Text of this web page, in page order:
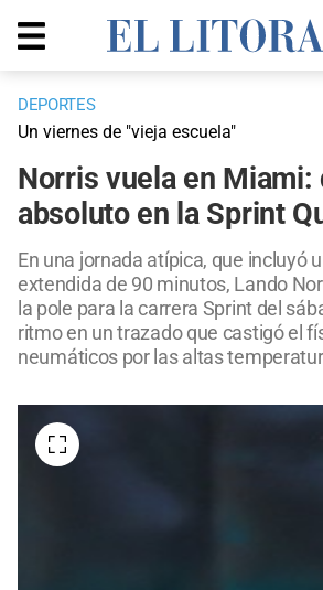
DEPORTES
​Un viernes de "vieja escuela"
Norris vuela en Miami:
absoluto en la Sprint
En una jornada atípica, que incluyó
extendida de 90 minutos, Lando
la pole para la carrera Sprint del
ritmo en un trazado que castigó el
neumáticos por las altas